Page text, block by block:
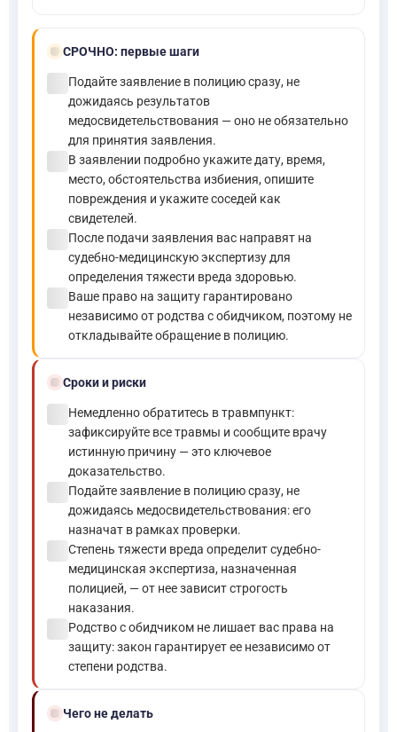
boltСРОЧНО: первые шаги
Подайте заявление в полицию сразу, не
дожидаясь результатов
медосвидетельствования — оно не обязательно
для принятия заявления.
В заявлении подробно укажите дату, время,
место, обстоятельства избиения, опишите
повреждения и укажите соседей как
свидетелей.
После подачи заявления вас направят на
судебно-медицинскую экспертизу для
определения тяжести вреда здоровью.
Ваше право на защиту гарантировано
независимо от родства с обидчиком, поэтому не
откладывайте обращение в полицию.
schedule Сроки и риски
Немедленно обратитесь в травмпункт:
зафиксируйте все травмы и сообщите врачу
истинную причину — это ключевое
доказательство.
Подайте заявление в полицию сразу, не
дожидаясь медосвидетельствования: его
назначат в рамках проверки.
Степень тяжести вреда определит судебно-
медицинская экспертиза, назначенная
полицией, — от нее зависит строгость
наказания.
Родство с обидчиком не лишает вас права на
защиту: закон гарантирует ее независимо от
степени родства.
block Чего не делать